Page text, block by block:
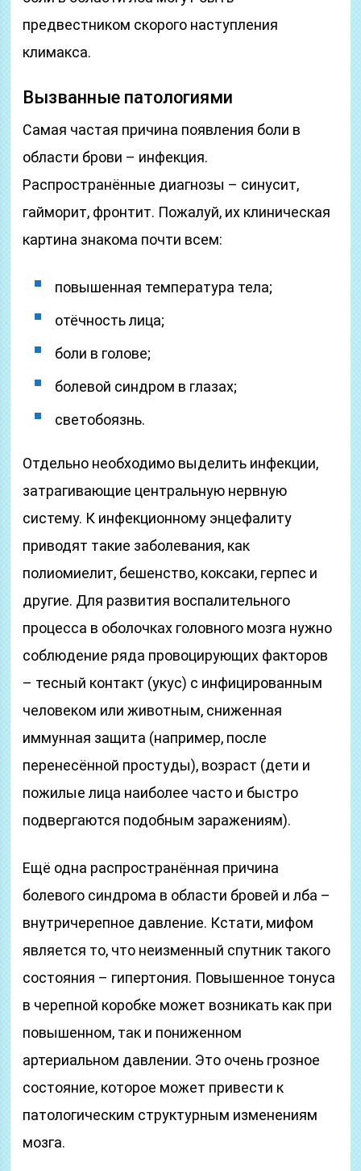
предвестником скорого наступления
климакса.
Вызванные патологиями
Самая частая причина появления боли в
области брови – инфекция.
Распространённые диагнозы – синусит,
гайморит, фронтит. Пожалуй, их клиническая
картина знакома почти всем:
повышенная температура тела;
отёчность лица;
боли в голове;
болевой синдром в глазах;
светобоязнь.
Отдельно необходимо выделить инфекции,
затрагивающие центральную нервную
систему. К инфекционному энцефалиту
приводят такие заболевания, как
полиомиелит, бешенство, коксаки, герпес и
другие. Для развития воспалительного
процесса в оболочках головного мозга нужно
соблюдение ряда провоцирующих факторов
– тесный контакт (укус) с инфицированным
человеком или животным, сниженная
иммунная защита (например, после
перенесённой простуды), возраст (дети и
пожилые лица наиболее часто и быстро
подвергаются подобным заражениям).
Ещё одна распространённая причина
болевого синдрома в области бровей и лба –
внутричерепное давление. Кстати, мифом
является то, что неизменный спутник такого
состояния – гипертония. Повышенное тонуса
в черепной коробке может возникать как при
повышенном, так и пониженном
артериальном давлении. Это очень грозное
состояние, которое может привести к
патологическим структурным изменениям
мозга.